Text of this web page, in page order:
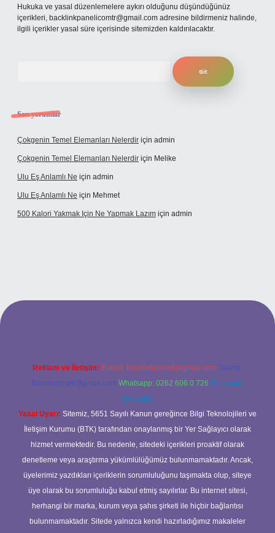
Hukuka ve yasal düzenlemelere aykırı olduğunu düşündüğünüz
içerikleri, backlinkpanelicomtr@gmail.com adresine bildirmeniz halinde,
ilgili içerikler yasal süre içerisinde sitemizden kaldırılacaktır.
Son yorumlar
Çokgenin Temel Elemanları Nelerdir için admin
Çokgenin Temel Elemanları Nelerdir için Melike
Ulu Eş Anlamlı Ne için admin
Ulu Eş Anlamlı Ne için Mehmet
500 Kalori Yakmak Için Ne Yapmak Lazım için admin
adresi
Reklam ve İletişim: E-mail: backlinkpaneli@gmail.com Teams:
forumhizmeti@gmail.com Whatsapp: 0262 606 0 726 Telegram:
@karabul
Yasal Uyarı: Sitemiz, 5651 Sayılı Kanun gereğince Bilgi Teknolojileri ve
İletişim Kurumu (BTK) tarafından onaylanmış bir Yer Sağlayıcı olarak
hizmet vermektedir. Bu nedenle, sitedeki içerikleri proaktif olarak
denetleme veya araştırma yükümlülüğümüz bulunmamaktadır. Ancak,
üyelerimiz yazdıkları içeriklerin sorumluluğunu taşımakta olup, siteye
üye olarak bu sorumluluğu kabul etmiş sayılırlar. Bu internet sitesi,
herhangi bir marka, kurum veya şahıs şirketi ile hiçbir bağlantısı
bulunmamaktadır. Sitede yalnızca kendi hazırladığımız makaleler